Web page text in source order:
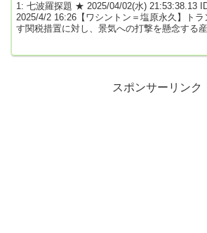
1: 七波羅探題 ★ 2025/04/02(水) 21:53:38.13
2025/4/2 16:26【ワシントン＝塩原永久】ト
す関税措置に対し、景気への打撃を懸念する
スポンサーリンク